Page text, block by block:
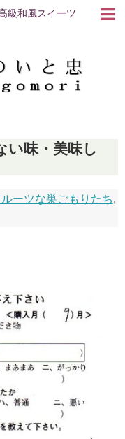
級和風スイーツ
い味・美味し
ーツな巣ごもりたち,